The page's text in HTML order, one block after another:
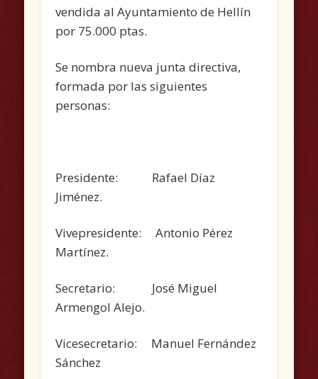
vendida al Ayuntamiento de Hellín
por 75.000 ptas.
Se nombra nueva junta directiva,
formada por las siguientes
personas:
Presidente: Rafael Díaz
Jiménez.
Vivepresidente: Antonio Pérez
Martínez.
Secretario: José Miguel
Armengol Alejo.
Vicesecretario: Manuel Fernández
Sánchez